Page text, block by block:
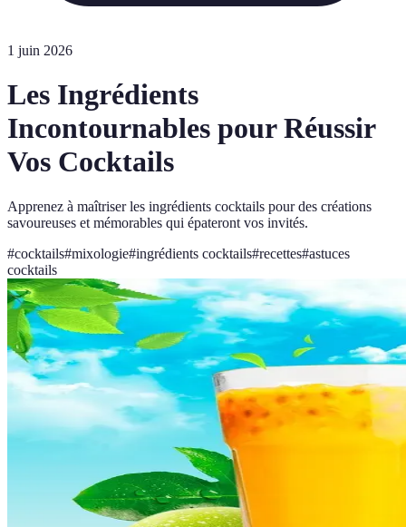
1 juin 2026
Les Ingrédients
Incontournables pour Réussir
Vos Cocktails
Apprenez à maîtriser les ingrédients cocktails pour des créations
savoureuses et mémorables qui épateront vos invités.
#cocktails#mixologie#ingrédients cocktails#recettes#astuces
cocktails